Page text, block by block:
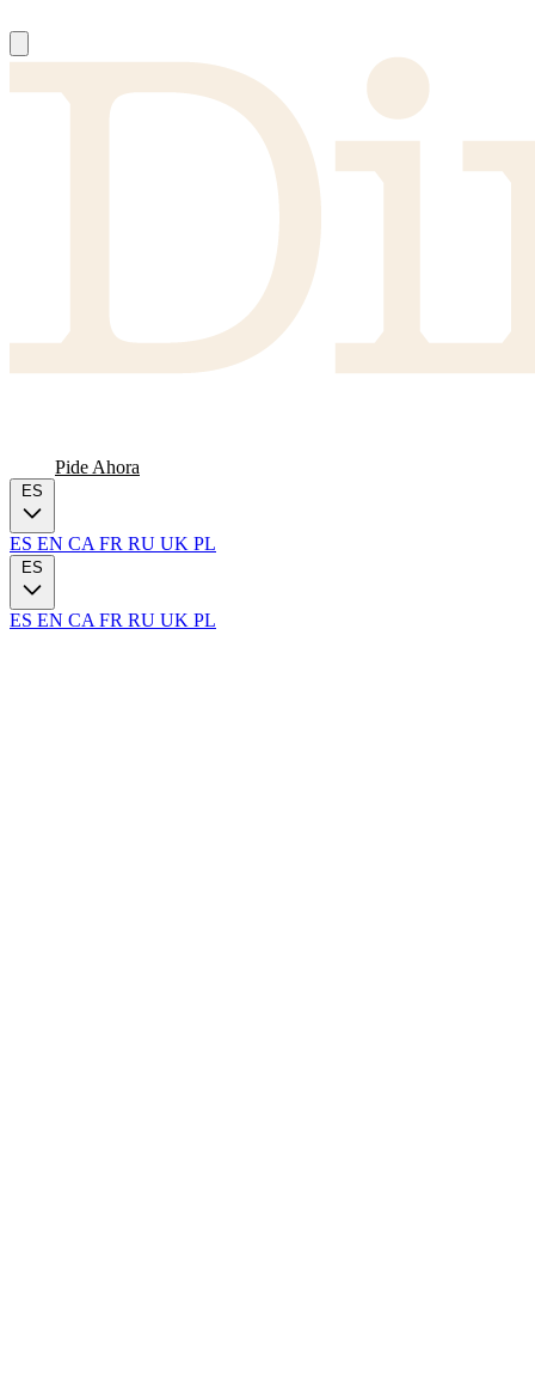
Pide Ahora
ES
ES EN CA FR RU UK PL
ES
ES EN CA FR RU UK PL